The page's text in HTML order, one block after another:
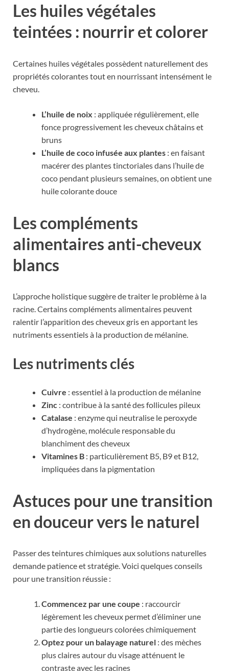
Les huiles végétales
teintées : nourrir et colorer
Certaines huiles végétales possèdent naturellement des
propriétés colorantes tout en nourrissant intensément le
cheveu.
L’huile de noix : appliquée régulièrement, elle
fonce progressivement les cheveux châtains et
bruns
L’huile de coco infusée aux plantes : en faisant
macérer des plantes tinctoriales dans l’huile de
coco pendant plusieurs semaines, on obtient une
huile colorante douce
Les compléments
alimentaires anti-cheveux
blancs
L’approche holistique suggère de traiter le problème à la
racine. Certains compléments alimentaires peuvent
ralentir l’apparition des cheveux gris en apportant les
nutriments essentiels à la production de mélanine.
Les nutriments clés
Cuivre : essentiel à la production de mélanine
Zinc : contribue à la santé des follicules pileux
Catalase : enzyme qui neutralise le peroxyde
d’hydrogène, molécule responsable du
blanchiment des cheveux
Vitamines B : particulièrement B5, B9 et B12,
impliquées dans la pigmentation
Astuces pour une transition
en douceur vers le naturel
Passer des teintures chimiques aux solutions naturelles
demande patience et stratégie. Voici quelques conseils
pour une transition réussie :
Commencez par une coupe : raccourcir
légèrement les cheveux permet d’éliminer une
partie des longueurs colorées chimiquement
Optez pour un balayage naturel : des mèches
plus claires autour du visage atténuent le
contraste avec les racines